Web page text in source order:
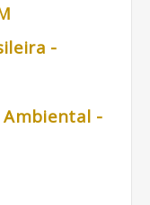
-
Ambiental -